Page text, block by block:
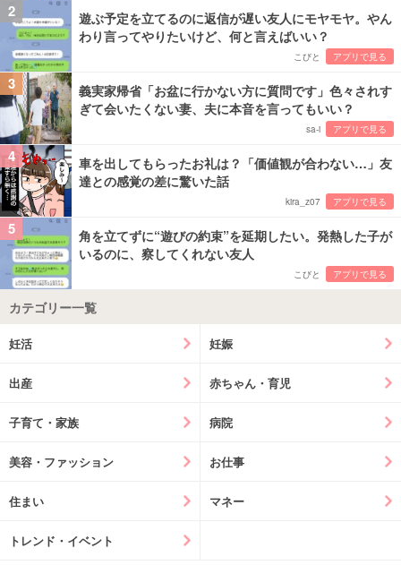
2
遊ぶ予定を立てるのに返信が遅い友人にモヤモヤ。やん
わり言ってやりたいけど、何と言えばいい？
こびと アプリで見る
3
義実家帰省「お盆に行かない方に質問です」色々されす
ぎて会いたくない妻、夫に本音を言ってもいい？
sa-i アプリで見る
4
車を出してもらったお礼は？「価値観が合わない…」友
達との感覚の差に驚いた話
kira_z07 アプリで見る
5
角を立てずに“遊びの約束”を延期したい。発熱した子が
いるのに、察してくれない友人
こびと アプリで見る
カテゴリー一覧
妊活 妊娠
出産 赤ちゃん・育児
子育て・家族 病院
美容・ファッション お仕事
住まい マネー
トレンド・イベント